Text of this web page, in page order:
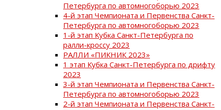
Петербурга по автомногоборью 2023
4-й этап Чемпионата и Первенства Санкт-
Петербурга по автомногоборью 2023
1-й этап Кубка Санкт-Петербурга по
ралли-кроссу 2023
РАЛЛИ «ПИКНИК 2023»
1 этап Кубка Санкт-Петербурга по дрифту
2023
3-й этап Чемпионата и Первенства Санкт-
Петербурга по автомногоборью 2023
2-й этап Чемпионата и Первенства Санкт-